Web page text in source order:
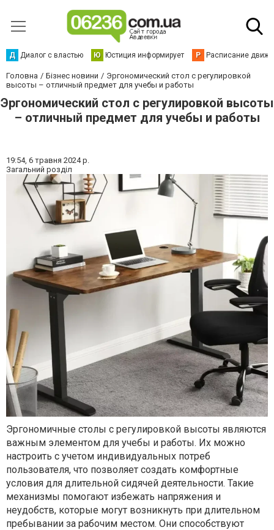
Д Диалог с властью Ю Юстиция информирует Р Расписание
Головна Бізнес новини
Эргономический стол с регулировкой
высоты – отличный предмет для учебы и работы
Эргономический стол с регулировкой высоты
– отличный предмет для учебы и работы
19:54, 6 травня 2024 р.
Загальний розділ
Эргономичные столы с регулировкой высоты являются
важным элементом для учебы и работы. Их можно
настроить с учетом индивидуальных потреб
пользователя, что позволяет создать комфортные
условия для длительной сидячей деятельности. Такие
механизмы помогают избежать напряжения и
неудобств, которые могут возникнуть при длительном
пребывании за рабочим местом. Они способствуют